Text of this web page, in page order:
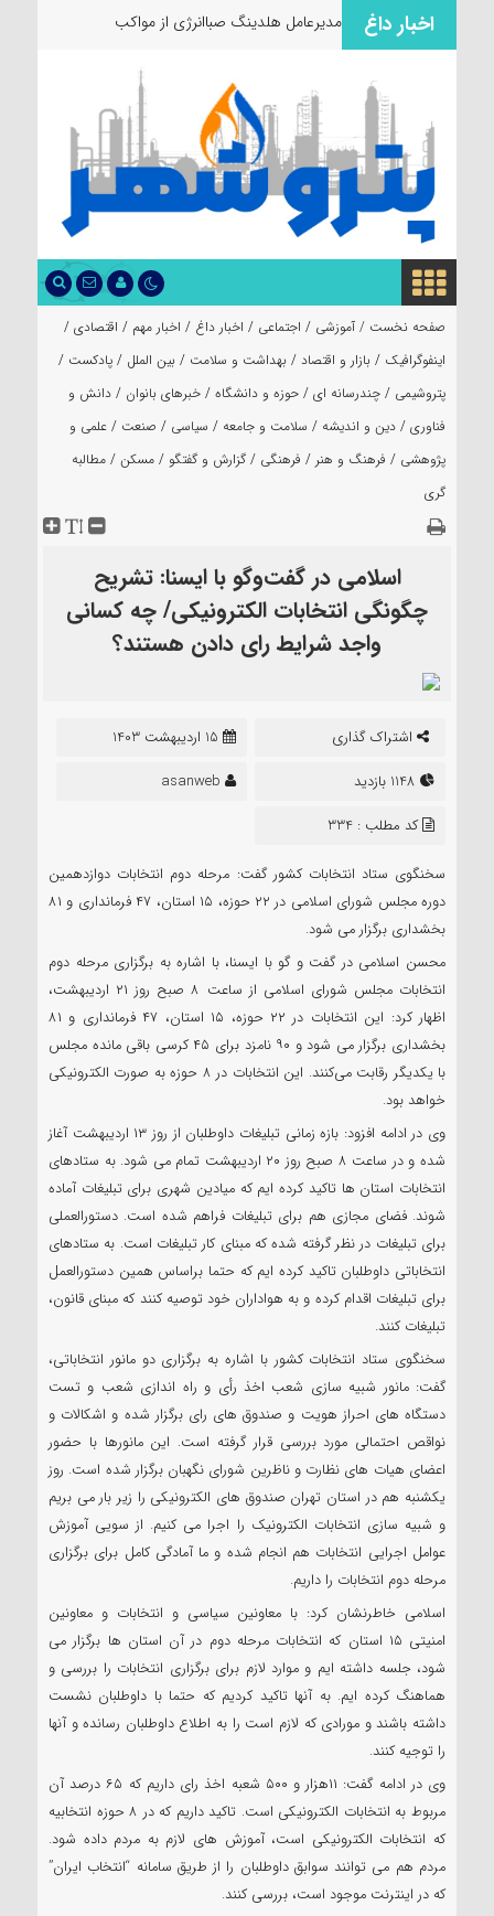
اخبار داغ
مدیرعامل هلدینگ صباانرژی از مواکب
صفحه نخست / آموزشی / اجتماعی / اخبار داغ / اخبار مهم / اقتصادی /
اینفوگرافیک / بازار و اقتصاد / بهداشت و سلامت / بین الملل / پادکست /
پتروشیمی / چندرسانه ای / حوزه و دانشگاه / خبرهای بانوان / دانش و
فناوری / دین و اندیشه / سلامت و جامعه / سیاسی / صنعت / علمی و
پژوهشی / فرهنگ و هنر / فرهنگی / گزارش و گفتگو / مسکن / مطالبه
گری
اسلامی در گفت‌وگو با ایسنا: تشریح
چگونگی انتخابات الکترونیکی/ چه کسانی
واجد شرایط رای دادن هستند؟
اشتراک گذاری
15 اردیبهشت 1403
asanweb
کد مطلب : 334
سخنگوی ستاد انتخابات کشور گفت: مرحله دوم انتخابات دوازدهمین
دوره مجلس شورای اسلامی در ۲۲ حوزه، ۱۵ استان، ۴۷ فرمانداری و ۸۱
بخشداری برگزار می شود.
محسن اسلامی در گفت و گو با ایسنا، با اشاره به برگزاری مرحله دوم
انتخابات مجلس شورای اسلامی از ساعت ۸ صبح روز ۲۱ اردیبهشت،
اظهار کرد: این انتخابات در ۲۲ حوزه، ۱۵ استان، ۴۷ فرمانداری و ۸۱
بخشداری برگزار می شود و ۹۰ نامزد برای ۴۵ کرسی باقی مانده مجلس
با یکدیگر رقابت می‌کنند. این انتخابات در ۸ حوزه به صورت الکترونیکی
خواهد بود.
وی در ادامه افزود: بازه زمانی تبلیغات داوطلبان از روز ۱۳ اردیبهشت آغاز
شده و در ساعت ۸ صبح روز ۲۰ اردیبهشت تمام می شود. به ستادهای
انتخابات استان ها تاکید کرده ایم که میادین شهری برای تبلیغات آماده
شوند. فضای مجازی هم برای تبلیغات فراهم شده است. دستورالعملی
برای تبلیغات در نظر گرفته شده که مبنای کار تبلیغات است. به ستادهای
انتخاباتی داوطلبان تاکید کرده ایم که حتما براساس همین دستورالعمل
برای تبلیغات اقدام کرده و به هواداران خود توصیه کنند که مبنای قانون،
تبلیغات کنند.
سخنگوی ستاد انتخابات کشور با اشاره به برگزاری دو مانور انتخاباتی،
گفت: مانور شبیه سازی شعب اخذ رأی و راه اندازی شعب و تست
دستگاه های احراز هویت و صندوق های رای برگزار شده و اشکالات و
نواقص احتمالی مورد بررسی قرار گرفته است. این مانورها با حضور
اعضای هیات های نظارت و ناظرین شورای نگهبان برگزار شده است. روز
یکشنبه هم در استان تهران صندوق های الکترونیکی را زیر بار می بریم
و شبیه سازی انتخابات الکترونیک را اجرا می کنیم. از سویی آموزش
عوامل اجرایی انتخابات هم انجام شده و ما آمادگی کامل برای برگزاری
مرحله دوم انتخابات را داریم.
اسلامی خاطرنشان کرد: با معاونین سیاسی و انتخابات و معاونین
امنیتی ۱۵ استان که انتخابات مرحله دوم در آن استان ها برگزار می
شود، جلسه داشته ایم و موارد لازم برای برگزاری انتخابات را بررسی و
هماهنگ کرده ایم. به آنها تاکید کردیم که حتما با داوطلبان نشست
داشته باشند و مورادی که لازم است را به اطلاع داوطلبان رسانده و آنها
را توجیه کنند.
وی در ادامه گفت: ۱۱هزار و ۵۰۰ شعبه اخذ رای داریم که ۶۵ درصد آن
مربوط به انتخابات الکترونیکی است. تاکید داریم که در ۸ حوزه انتخابیه
که انتخابات الکترونیکی است، آموزش های لازم به مردم داده شود.
مردم هم می توانند سوابق داوطلبان را از طریق سامانه “انتخاب ایران”
که در اینترنت موجود است، بررسی کنند.